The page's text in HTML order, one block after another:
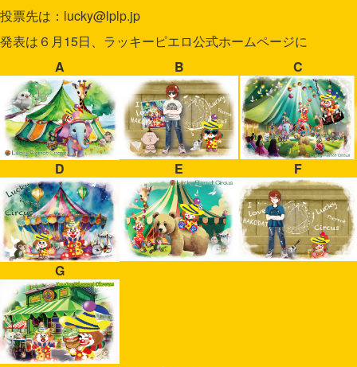
投票先は：lucky@lplp.jp
発表は６月15日、ラッキーピエロ公式ホームページに
A
B C
D E F
G